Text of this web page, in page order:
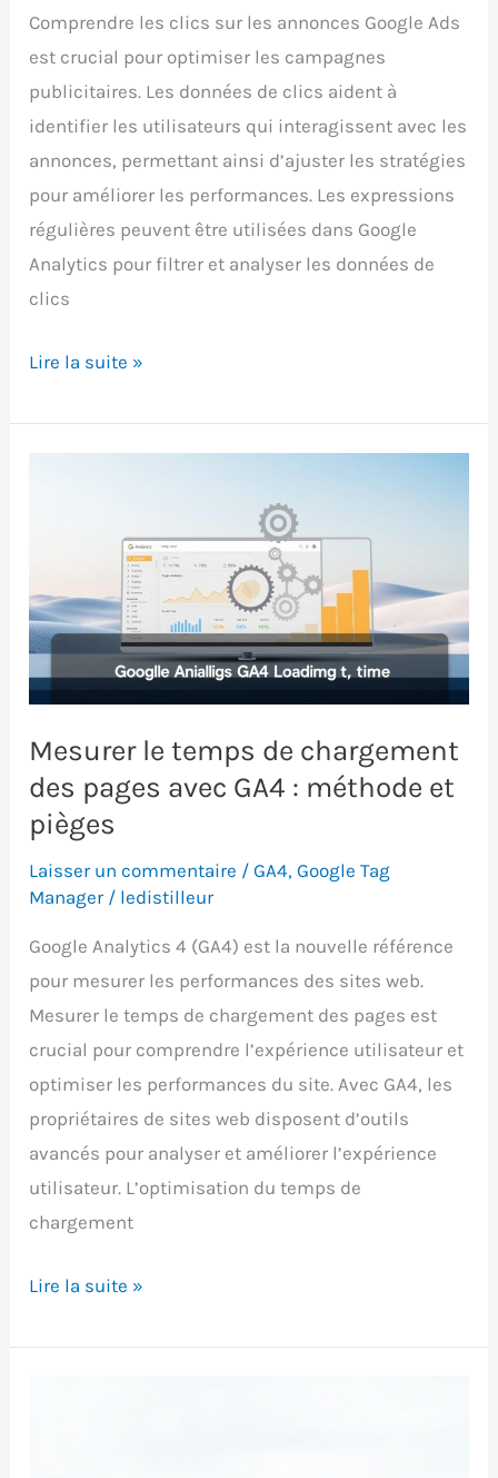
Comprendre les clics sur les annonces Google Ads
est crucial pour optimiser les campagnes
publicitaires. Les données de clics aident à
identifier les utilisateurs qui interagissent avec les
annonces, permettant ainsi d’ajuster les stratégies
pour améliorer les performances. Les expressions
régulières peuvent être utilisées dans Google
Analytics pour filtrer et analyser les données de
clics
Qui
vraiment
Ads
?
et
insights
Lire la suite »
Mesurer le temps de chargement
des pages avec GA4 : méthode et
pièges
Laisser un commentaire /GA4,Google Tag
Manager/ ledistilleur
Google Analytics 4 (GA4) est la nouvelle référence
pour mesurer les performances des sites web.
Mesurer le temps de chargement des pages est
crucial pour comprendre l’expérience utilisateur et
optimiser les performances du site. Avec GA4, les
propriétaires de sites web disposent d’outils
avancés pour analyser et améliorer l’expérience
utilisateur. L’optimisation du temps de
chargement
Mesurer
temps
Lire la suite »